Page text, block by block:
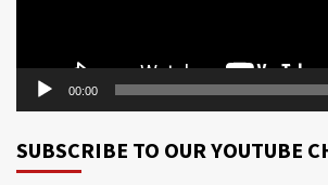
00:00
SUBSCRIBE TO OUR YOUTUBE